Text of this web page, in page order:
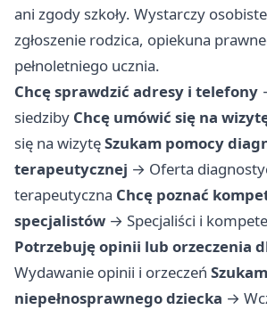
ani zgody szkoły. Wystarczy
zgłoszenie rodzica, opiekuna
pełnoletniego ucznia.
Chcę sprawdzić adresy i telefony
siedziby Chcę umówić się na
się na wizytęSzukam pomocy
terapeutycznej → Oferta
terapeutyczna Chcę poznać
specjalistów → Specjaliści i
Potrzebuję opinii lub orzeczenia
Wydawanie opinii i orzeczeń
niepełnosprawnego dziecka →